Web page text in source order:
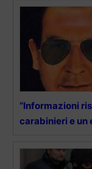
“Informazioni
carabinieri e un